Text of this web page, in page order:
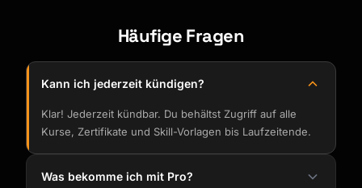
Häufige Fragen
Kann ich jederzeit kündigen?
Klar! Jederzeit kündbar. Du behältst Zugriff auf alle
Kurse, Zertifikate und Skill-Vorlagen bis Laufzeitende.
Was bekomme ich mit Pro?